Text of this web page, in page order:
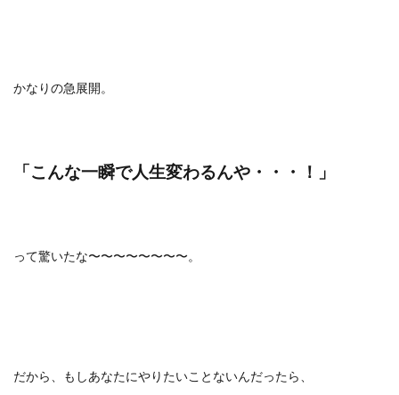
かなりの急展開。
「こんな一瞬で人生変わるんや・・・！」
って驚いたな〜〜〜〜〜〜〜〜。
だから、もしあなたにやりたいことないんだったら、